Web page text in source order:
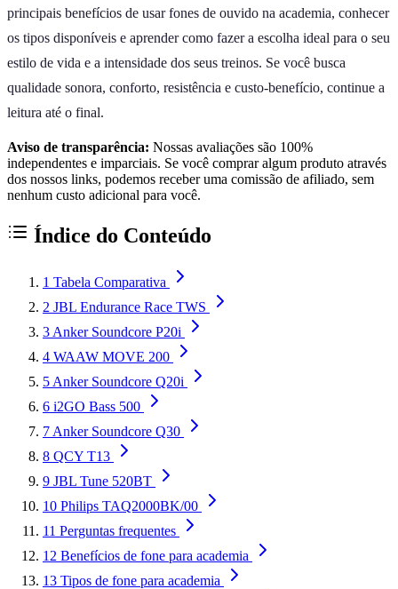
principais benefícios de usar fones de ouvido na academia, conhecer
os tipos disponíveis e aprender como fazer a escolha ideal para o seu
estilo de vida e a intensidade dos seus treinos. Se você busca
qualidade sonora, conforto, resistência e custo-benefício, continue a
leitura até o final.
Aviso de transparência: Nossas avaliações são 100%
independentes e imparciais. Se você comprar algum produto através
dos nossos links, podemos receber uma comissão de afiliado, sem
nenhum custo adicional para você.
Índice do Conteúdo
1 Tabela Comparativa
2 JBL Endurance Race TWS
3 Anker Soundcore P20i
4 WAAW MOVE 200
5 Anker Soundcore Q20i
6 i2GO Bass 500
7 Anker Soundcore Q30
8 QCY T13
9 JBL Tune 520BT
10 Philips TAQ2000BK/00
11 Perguntas frequentes
12 Benefícios de fone para academia
13 Tipos de fone para academia